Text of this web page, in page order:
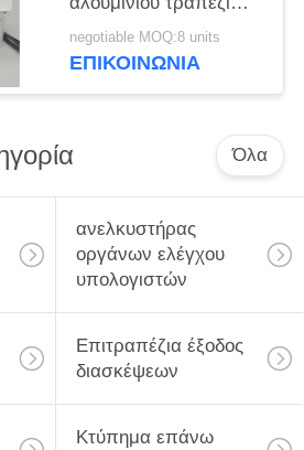
Pop Up κρυμμένη
πρίζα
negotiable MOQ:8 units
ΕΠΙΚΟΙΝΩΝΊΑ
Όλα
ανελκυστήρας
οργάνων ελέγχου
υπολογιστών
Επιτραπέζια έξοδος
διασκέψεων
Κτύπημα επάνω